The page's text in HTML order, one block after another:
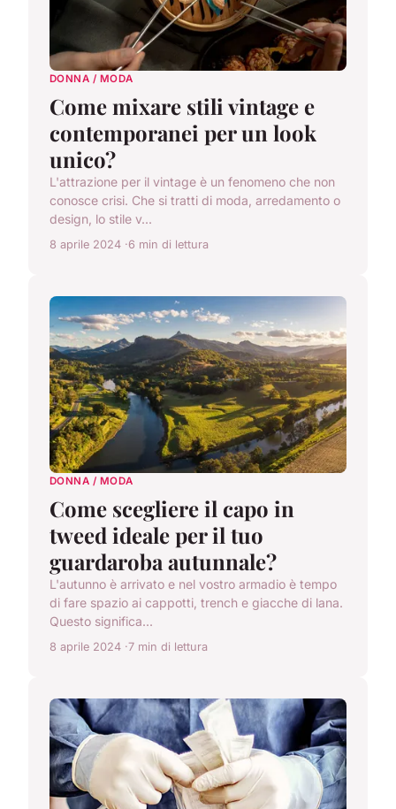
DONNA / MODA
Come mixare stili vintage e
contemporanei per un look
unico?
L'attrazione per il vintage è un fenomeno che non
conosce crisi. Che si tratti di moda, arredamento o
design, lo stile v...
8 aprile 2024 6 min di lettura
DONNA / MODA
Come scegliere il capo in
tweed ideale per il tuo
guardaroba autunnale?
L'autunno è arrivato e nel vostro armadio è tempo
di fare spazio ai cappotti, trench e giacche di lana.
Questo significa...
8 aprile 2024 7 min di lettura